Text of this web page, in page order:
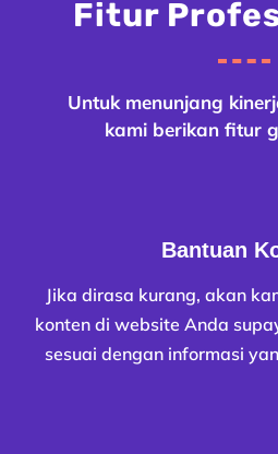
Fitur
Untuk menunjang
kami berikan fitur
Bantuan
Jika dirasa kurang, akan
konten di website Anda
sesuai dengan informasi